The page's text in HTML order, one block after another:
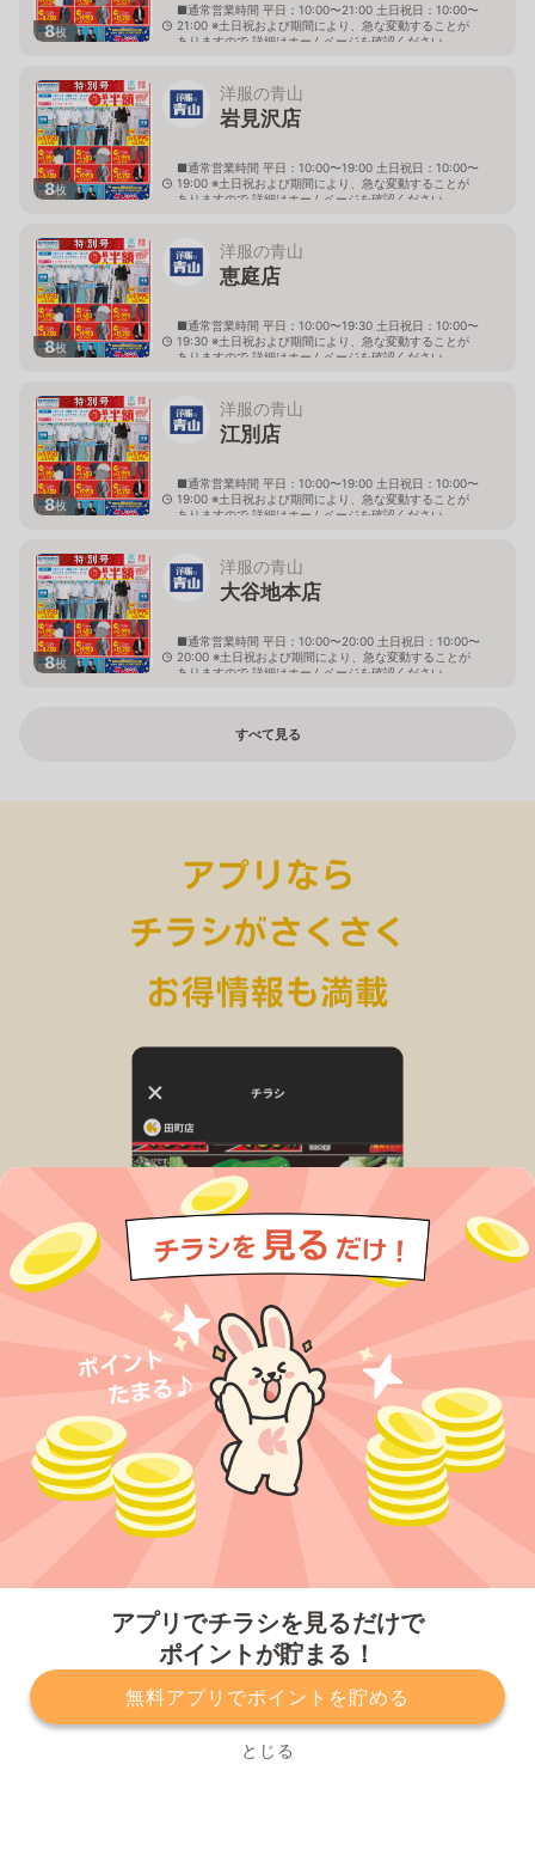
アプリでチラシを見るだけで
ポイントが貯まる！
無料アプリでポイントを貯める
とじる
8枚
■通常営業時間 平日：10:00〜21:00 土日祝日：10:00〜
21:00 ※土日祝および期間により、急な変動することが
ありますので 詳細はホームページを確認ください
8枚
洋服の青山
岩見沢店
■通常営業時間 平日：10:00〜19:00 土日祝日：10:00〜
19:00 ※土日祝および期間により、急な変動することが
ありますので 詳細はホームページを確認ください
8枚
洋服の青山
恵庭店
■通常営業時間 平日：10:00〜19:30 土日祝日：10:00〜
19:30 ※土日祝および期間により、急な変動することが
ありますので 詳細はホームページを確認ください
8枚
洋服の青山
江別店
■通常営業時間 平日：10:00〜19:00 土日祝日：10:00〜
19:00 ※土日祝および期間により、急な変動することが
ありますので 詳細はホームページを確認ください
8枚
洋服の青山
大谷地本店
■通常営業時間 平日：10:00〜20:00 土日祝日：10:00〜
20:00 ※土日祝および期間により、急な変動することが
ありますので 詳細はホームページを確認ください
すべて見る
プライバシーポリシー 利用規約
運営会社
サービスに関してのお問い合わせ